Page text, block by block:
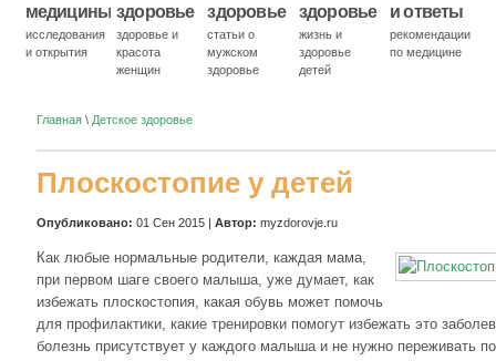
медицины
исследования
и открытия
здоровье
здоровье и
красота
женщин
здоровье
статьи о
мужском
здоровье
здоровье
жизнь и
здоровье
детей
и ответы
рекомендации
по медицине
Главная \ Детское здоровье
Плоскостопие у детей
Опубликовано: 01 Сен 2015 | Автор: myzdorovje.ru
Как любые нормальные родители, каждая мама,
при первом шаге своего малыша, уже думает, как
избежать плоскостопия, какая обувь может помочь
для профилактики, какие тренировки помогут избежать это
болезнь присутствует у каждого малыша и не нужно переживать